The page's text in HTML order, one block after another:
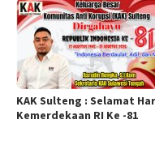
KAK Sulteng : Selamat
Kemerdekaan RI Ke -81